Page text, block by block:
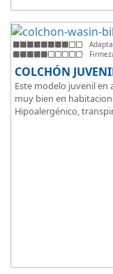
COLCHÓN
Este modelo juvenil en
muy bien en
Hipoalergénico,
Suave y elegante